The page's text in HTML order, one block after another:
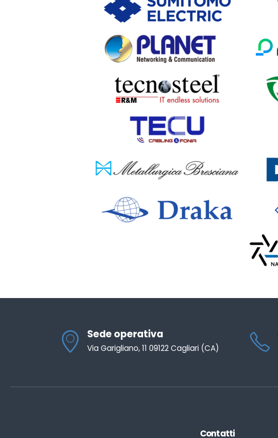
Sede operativa
Via Garigliano, 11 09122 Cagliari (CA)
Contatti